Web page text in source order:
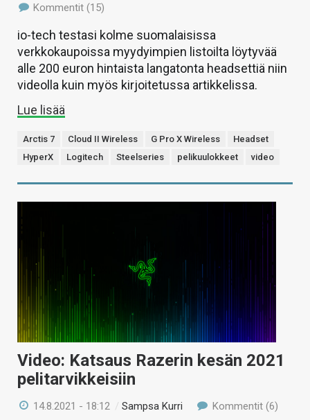
Kommentit (15)
io-tech testasi kolme suomalaisissa
verkkokaupoissa myydyimpien listoilta löytyvää
alle 200 euron hintaista langatonta headsettiä niin
videolla kuin myös kirjoitetussa artikkelissa.
Lue lisää
Arctis 7 Cloud II Wireless G Pro X Wireless
Headset
HyperX
Logitech Steelseries pelikuulokkeet video
Video: Katsaus Razerin kesän 2021
pelitarvikkeisiin
14.8.2021 - 18:12 /Sampsa Kurri Kommentit (6)